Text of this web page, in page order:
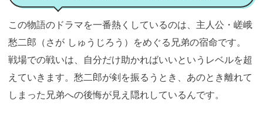
この物語のドラマを一番熱くしているのは、主人公・嵯峨
愁二郎（さが しゅうじろう）をめぐる兄弟の宿命です。
戦場での戦いは、自分だけ助かればいいというレベルを超
えていきます。愁二郎が剣を振るうとき、あのとき離れて
しまった兄弟への後悔が見え隠れしているんです。